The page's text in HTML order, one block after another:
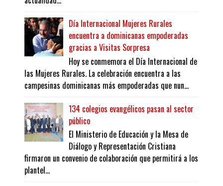
Día Internacional Mujeres Rurales
encuentra a dominicanas empoderadas
gracias a Visitas Sorpresa
Hoy se conmemora el Día Internacional de
las Mujeres Rurales. La celebración encuentra a las
campesinas dominicanas más empoderadas que nun...
134 colegios evangélicos pasan al sector
público
El Ministerio de Educación y la Mesa de
Diálogo y Representación Cristiana
firmaron un convenio de colaboración que permitirá a los
plantel...